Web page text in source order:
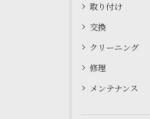
取り付け
交換
クリーニング
修理
メンテナンス